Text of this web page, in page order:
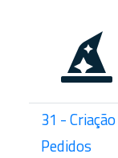
31 -
Pedidos